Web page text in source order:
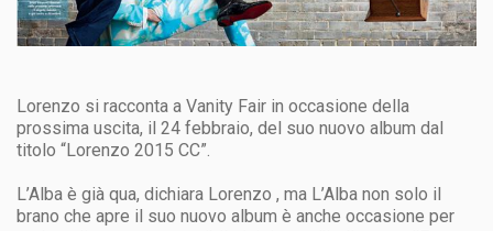
Lorenzo si racconta a Vanity Fair in occasione della
prossima uscita, il 24 febbraio, del suo nuovo album dal
titolo “Lorenzo 2015 CC”.
L’Alba è già qua, dichiara Lorenzo , ma L’Alba non solo il
brano che apre il suo nuovo album è anche occasione per